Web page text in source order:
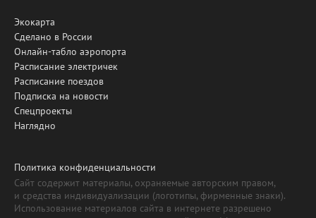
Экокарта
Сделано в России
Онлайн-табло аэропорта
Расписание электричек
Расписание поездов
Подписка на новости
Спецпроекты
Наглядно
Политика конфиденциальности
Сайт содержит материалы, охраняемые авторским правом,
и средства индивидуализации (логотипы, фирменные знаки).
Использование материалов сайта в интернете разрешено